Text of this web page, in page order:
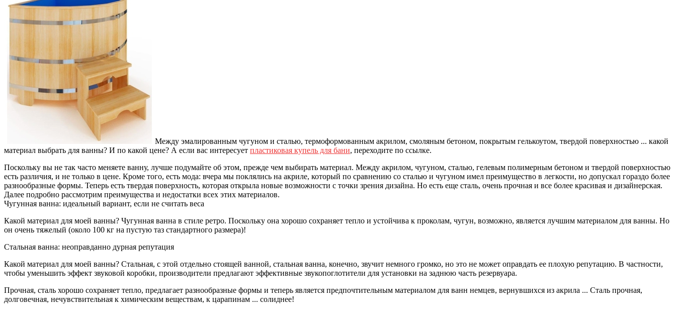
Между эмалированным чугуном и сталью, термоформованным акрилом, смоляным бетоном, покрытым гелькоутом, твердой поверхностью ... какой
материал выбрать для ванны? И по какой цене? А если вас интересует пластиковая купель для бани, переходите по ссылке.
Поскольку вы не так часто меняете ванну, лучше подумайте об этом, прежде чем выбирать материал. Между акрилом, чугуном, сталью, гелевым полимерным бетоном и твердой поверхностью
есть различия, и не только в цене. Кроме того, есть мода: вчера мы поклялись на акриле, который по сравнению со сталью и чугуном имел преимущество в легкости, но допускал гораздо более
разнообразные формы. Теперь есть твердая поверхность, которая открыла новые возможности с точки зрения дизайна. Но есть еще сталь, очень прочная и все более красивая и дизайнерская.
Далее подробно рассмотрим преимущества и недостатки всех этих материалов.
Чугунная ванна: идеальный вариант, если не считать веса
Какой материал для моей ванны? Чугунная ванна в стиле ретро. Поскольку она хорошо сохраняет тепло и устойчива к проколам, чугун, возможно, является лучшим материалом для ванны. Но
он очень тяжелый (около 100 кг на пустую таз стандартного размера)!
Стальная ванна: неоправданно дурная репутация
Какой материал для моей ванны? Стальная, с этой отдельно стоящей ванной, стальная ванна, конечно, звучит немного громко, но это не может оправдать ее плохую репутацию. В частности,
чтобы уменьшить эффект звуковой коробки, производители предлагают эффективные звукопоглотители для установки на заднюю часть резервуара.
Прочная, сталь хорошо сохраняет тепло, предлагает разнообразные формы и теперь является предпочтительным материалом для ванн немцев, вернувшихся из акрила ... Сталь прочная,
долговечная, нечувствительная к химическим веществам, к царапинам ... солиднее!